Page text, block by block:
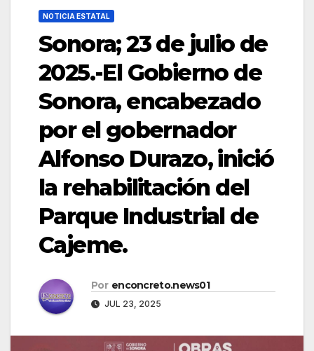
NOTICIA ESTATAL
Sonora; 23 de julio de
2025.-El Gobierno de
Sonora, encabezado
por el gobernador
Alfonso Durazo, inició
la rehabilitación del
Parque Industrial de
Cajeme.
Por enconcreto.news01
JUL 23, 2025